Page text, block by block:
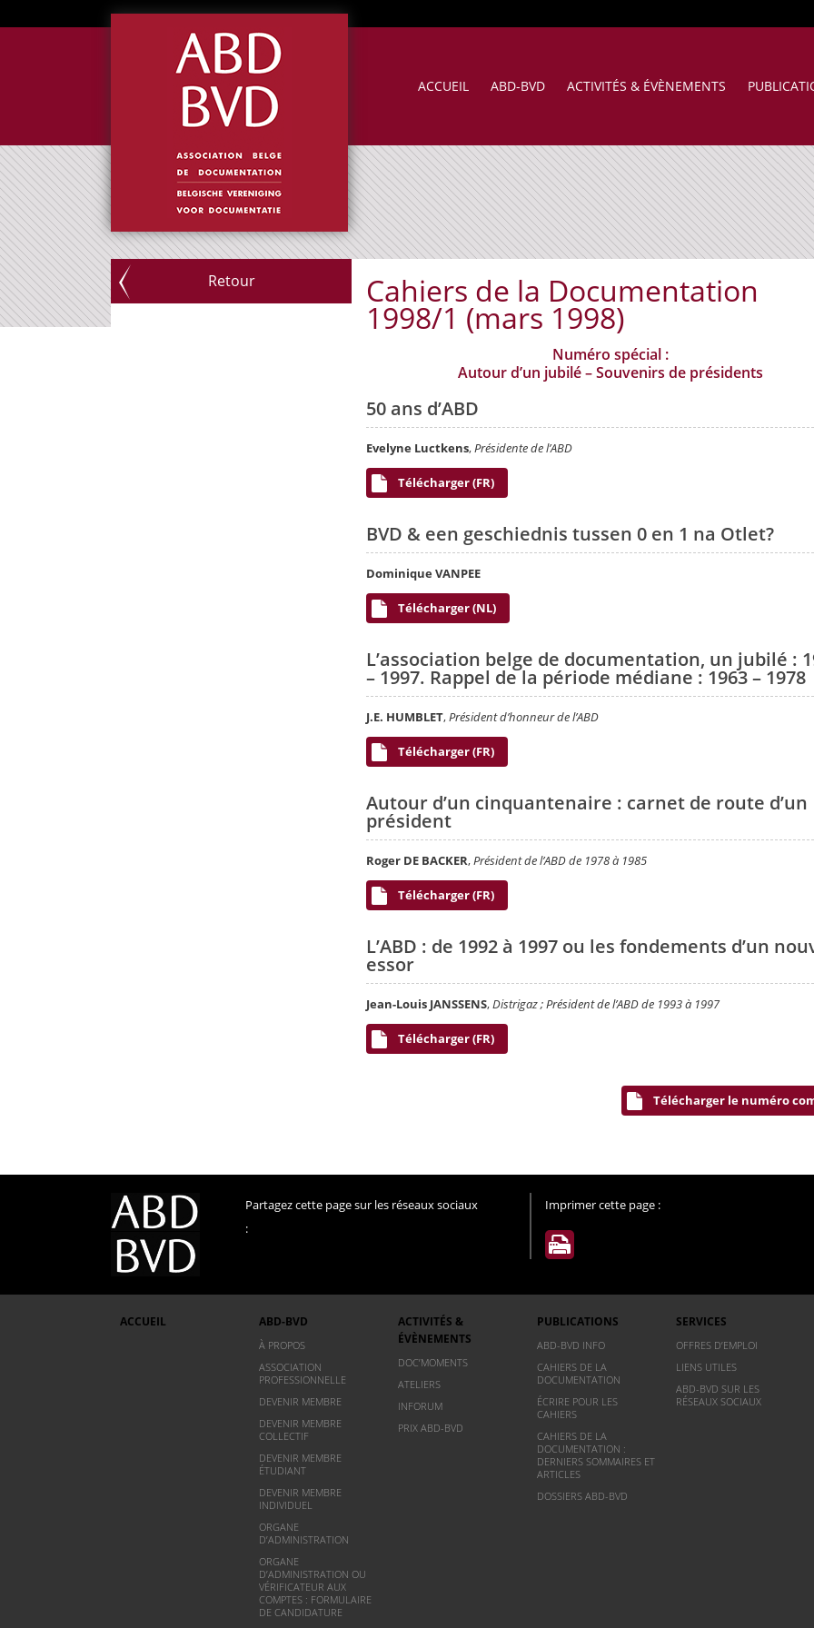
ACCUEIL ABD-BVD ACTIVITÉS & ÉVÈNEMENTS
Retour Cahiers de la Documentation
1998/1 (mars 1998)
Numéro spécial :
Autour d’un jubilé – Souvenirs de présidents
50 ans d’ABD
Evelyne Luctkens,Présidente de l’ABD
Télécharger (FR)
BVD & een geschiednis tussen 0 en 1 na Otlet?
Dominique VANPEE
Télécharger (NL)
L’association belge de documentation, un jubilé :
– 1997. Rappel de la période médiane : 1963 – 1978
J.E. HUMBLET,Président d’honneur de l’ABD
Télécharger (FR)
Autour d’un cinquantenaire : carnet de route d’un
président
Roger DE BACKER,Président de l’ABD de 1978 à 1985
Télécharger (FR)
L’ABD : de 1992 à 1997 ou les fondements d’un
essor
Jean-Louis JANSSENS,Distrigaz ; Président de l’ABD de 1993 à 1997
Télécharger (FR)
Télécharger le numéro
Partagez cette page sur les réseaux sociaux
:
Imprimer cette page :
ACCUEIL ABD-BVD
À PROPOS
ASSOCIATION
PROFESSIONNELLE
DEVENIR MEMBRE
DEVENIR MEMBRE
COLLECTIF
DEVENIR MEMBRE
ÉTUDIANT
DEVENIR MEMBRE
INDIVIDUEL
ORGANE
D’ADMINISTRATION
ORGANE
D’ADMINISTRATION OU
VÉRIFICATEUR AUX
COMPTES : FORMULAIRE
DE CANDIDATURE
ACTIVITÉS &
ÉVÈNEMENTS
DOC’MOMENTS
ATELIERS
INFORUM
PRIX ABD-BVD
PUBLICATIONS
ABD-BVD INFO
CAHIERS DE LA
DOCUMENTATION
ÉCRIRE POUR LES
CAHIERS
CAHIERS DE LA
DOCUMENTATION :
DERNIERS SOMMAIRES ET
ARTICLES
DOSSIERS ABD-BVD
SERVICES
OFFRES D’EMPLOI
LIENS UTILES
ABD-BVD SUR LES
RÉSEAUX SOCIAUX